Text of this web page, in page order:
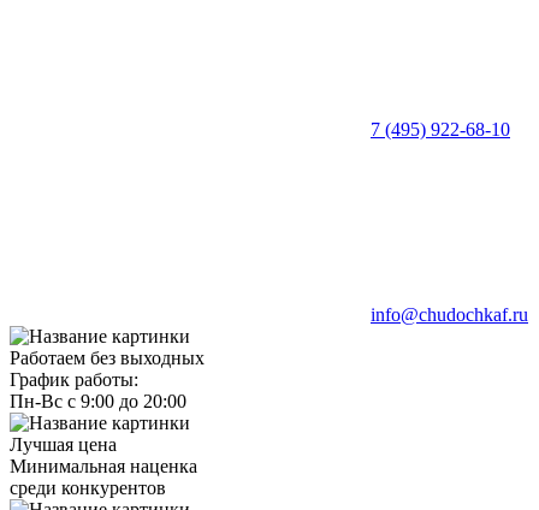
7 (495) 922-68-10
info@chudochkaf.ru
Работаем без выходных
График работы:
Пн-Вс с 9:00 до 20:00
Лучшая цена
Минимальная наценка
среди конкурентов